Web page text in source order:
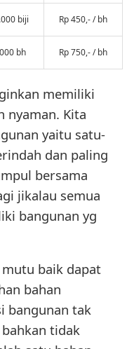
biji Rp 450,- / bh
bh Rp 750,- / bh
memiliki
nyaman. Kita
yaitu satu-
dan paling
bersama
jikalau semua
bangunan yg
baik dapat
bahan
bangunan tak
tidak